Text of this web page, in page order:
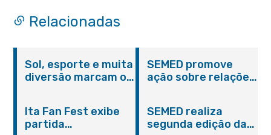
Relacionadas
Sol, esporte e muita
diversão marcam o
Domingo no Parque
Paleontológico
SEMED promove
ação sobre relações
Ita Fan Fest exibe
partida
SEMED realiza
segunda edição da